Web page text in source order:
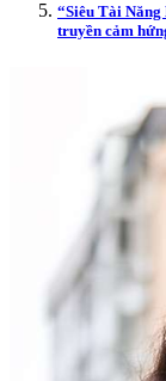
“Siêu Tài
truyền cảm